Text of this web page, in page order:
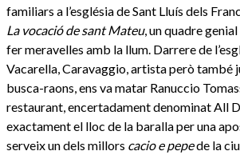
familiars a l’església de Sant Lluís dels
La vocació de sant Mateu, un quadre
fer meravelles amb la llum. Darrere de
Vacarella, Caravaggio, artista però també
busca-raons, ens va matar Ranuccio
restaurant, encertadament denominat All
exactament el lloc de la baralla per una
serveix un dels millors cacio e pepede la